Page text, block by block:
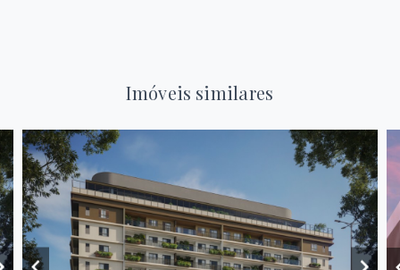
Imóveis similares